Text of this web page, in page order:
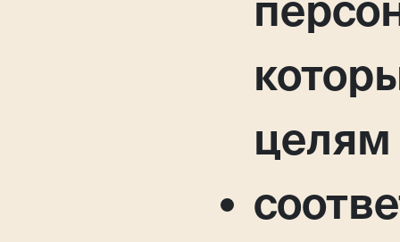
целям